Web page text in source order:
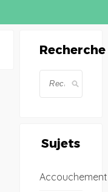
Recherche
Sujets
Accouchement